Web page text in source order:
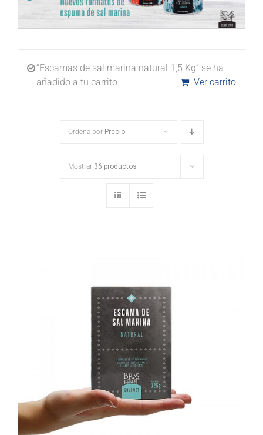
“Escamas de sal marina natural 1,5 Kg” se ha
añadido a tu carrito.
Ver carrito
Ordena por Precio
Mostrar 36 productos